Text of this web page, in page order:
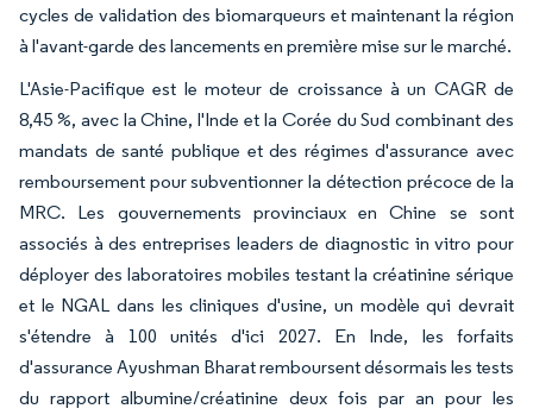
cycles de validation des biomarqueurs et maintenant la région
à l'avant-garde des lancements en première mise sur le marché.
L'Asie-Pacifique est le moteur de croissance à un CAGR de
8,45 %, avec la Chine, l'Inde et la Corée du Sud combinant des
mandats de santé publique et des régimes d'assurance avec
remboursement pour subventionner la détection précoce de la
MRC. Les gouvernements provinciaux en Chine se sont
associés à des entreprises leaders de diagnostic in vitro pour
déployer des laboratoires mobiles testant la créatinine sérique
et le NGAL dans les cliniques d'usine, un modèle qui devrait
s'étendre à 100 unités d'ici 2027. En Inde, les forfaits
d'assurance Ayushman Bharat remboursent désormais les tests
du rapport albumine/créatinine deux fois par an pour les